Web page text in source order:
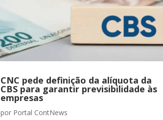
CNC pede definição da alíquota da
CBS para garantir previsibilidade às
empresas
por Portal ContNews